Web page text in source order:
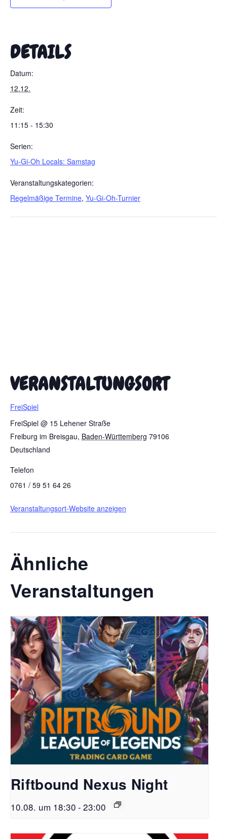
DETAILS
Datum:
12.12.
Zeit:
11:15 - 15:30
Serien:
Yu-Gi-Oh Locals: Samstag
Veranstaltungskategorien:
Regelmäßige Termine, Yu-Gi-Oh-Turnier
VERANSTALTUNGSORT
FreiSpiel
FreiSpiel @ 15 Lehener Straße
Freiburg im Breisgau, Baden-Württemberg 79106
Deutschland
Telefon
0761 / 59 51 64 26
Veranstaltungsort-Website anzeigen
Ähnliche
Veranstaltungen
Riftbound Nexus Night
10.08. um 18:30 - 23:00